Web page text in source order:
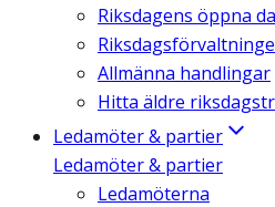
Riksdagens öppna
Allmänna handlingar
Hitta äldre
Ledamöter & partier
Ledamöter & partier
Ledamöterna